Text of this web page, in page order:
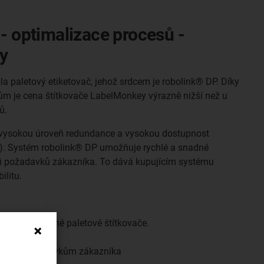
optimalizace procesů -
paletový etiketovač, jehož srdcem je robolink® DP. Díky
je cena štítkovače LabelMonkey výrazně nižší než u
úroveň redundance a vysokou dostupnost
Systém robolink® DP umožňuje rychlé a snadné
zákazníka. To dává kupujícím systému
než běžné paletové štítkovače.
požadavkům zákazníka